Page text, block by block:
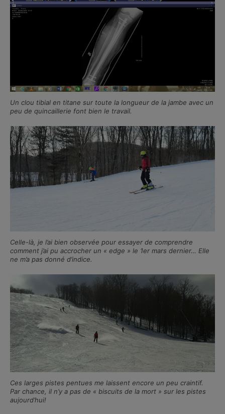
Un clou tibial en titane sur toute la longueur de la jambe avec un
peu de quincaillerie font bien le travail.
Celle-là, je l’ai bien observée pour essayer de comprendre
comment j’ai pu accrocher un « edge » le 1er mars dernier… Elle
ne m’a pas donné d’indice.
Ces larges pistes pentues me laissent encore un peu craintif.
Par chance, il n’y a pas de « biscuits de la mort » sur les pistes
aujourd’hui!